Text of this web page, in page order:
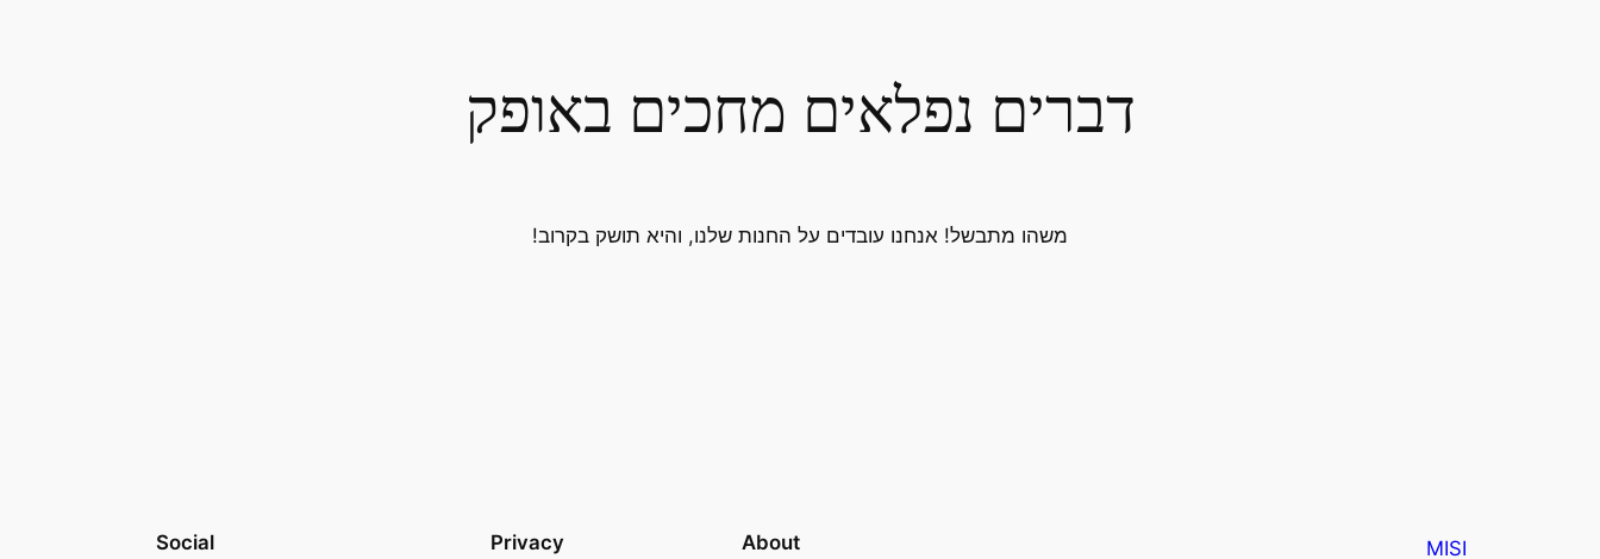
דברים נפלאים מחכים באופק
משהו מתבשל! אנחנו עובדים על החנות שלנו, והיא תושק בקרוב!
MISI
About
Privacy
Social